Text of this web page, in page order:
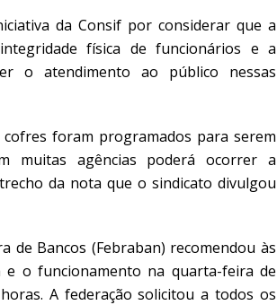
da Consif por considerar que a
física de funcionários e a
o atendimento ao público nessas
foram programados para serem
muitas agências poderá ocorrer a
da nota que o sindicato divulgou
de Bancos (Febraban) recomendou às
e o funcionamento na quarta-feira de
A federação solicitou a todos os